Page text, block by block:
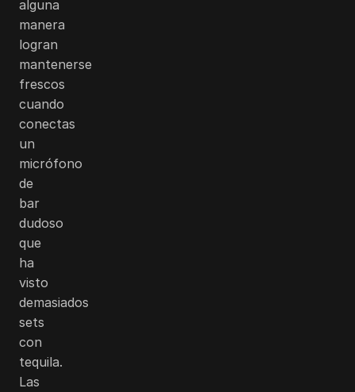
alguna
manera
logran
mantenerse
frescos
cuando
conectas
un
micrófono
de
bar
dudoso
que
ha
visto
demasiados
sets
con
tequila.
Las